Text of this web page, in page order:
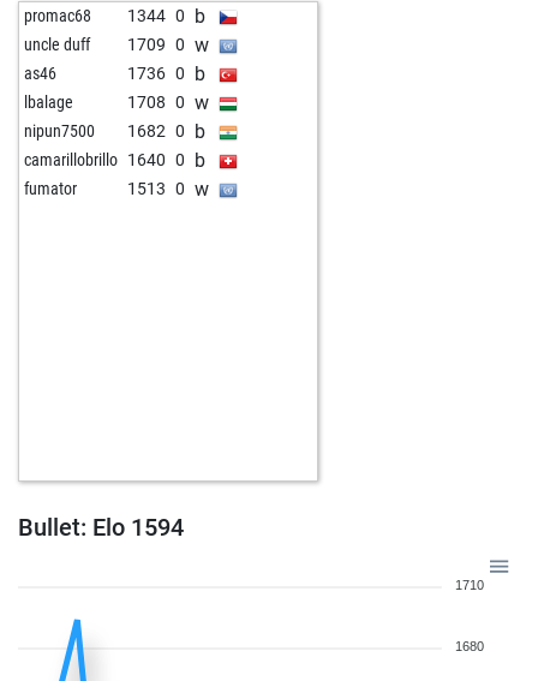
promac68 1344 0 b
uncle duff 1709 0 w
as46 1736 0 b
lbalage 1708 0 w
nipun7500 1682 0 b
camarillobrillo 1640 0 b
fumator 1513 0 w
Bullet: Elo 1594
1710
1680